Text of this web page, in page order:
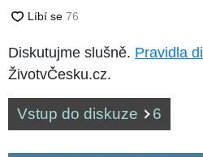
Diskutujme slušně. Pravidla
ŽivotvČesku.cz.
Vstup do diskuze 6